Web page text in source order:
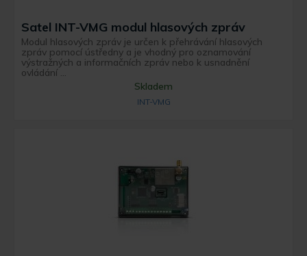
Satel INT-VMG modul hlasových zpráv
Modul hlasových zpráv je určen k přehrávání hlasových
zpráv pomocí ústředny a je vhodný pro oznamování
výstražných a informačních zpráv nebo k usnadnění
ovládání ...
Skladem
INT-VMG